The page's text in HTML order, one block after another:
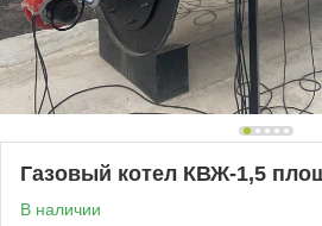
Газовый котел КВЖ-1,5
В наличии